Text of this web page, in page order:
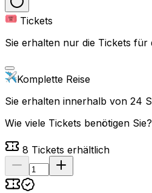
Tickets
Sie erhalten nur die Tickets für
Komplette Reise
Sie erhalten innerhalb von 24
Wie viele Tickets benötigen Sie?
8 Tickets erhältlich